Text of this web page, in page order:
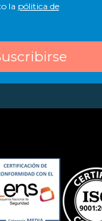
la pólitica de